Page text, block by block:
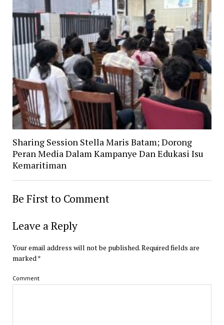
Sharing Session Stella Maris Batam; Dorong
Peran Media Dalam Kampanye Dan Edukasi Isu
Kemaritiman
Be First to Comment
Leave a Reply
Your email address will not be published.Required fields are
marked *
Comment